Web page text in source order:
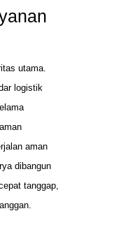
utama.
logistik
aman
dibangun
tanggap,